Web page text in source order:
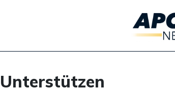
Unterstützen